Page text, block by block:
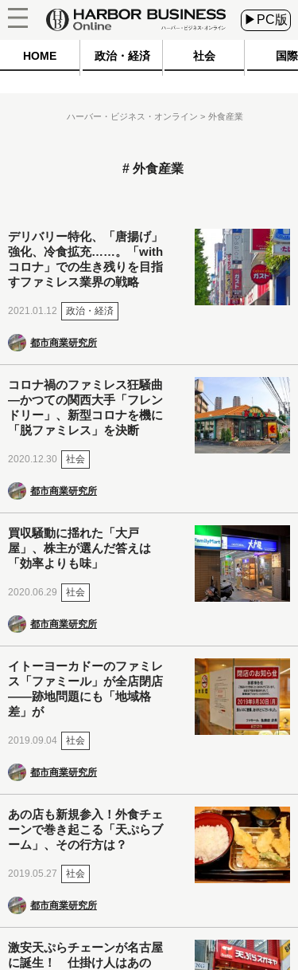
▶PC版
HOME 政治・経済 社会 国際
ハーバー・ビジネス・オンライン 外食産業
外食産業
デリバリー特化、「唐揚げ」
強化、冷食拡充……。「with
コロナ」での生き残りを目指
すファミレス業界の戦略
2021.01.12 政治・経済
都市商業研究所
コロナ禍のファミレス狂騒曲
―かつての関西大手「フレン
ドリー」、新型コロナを機に
「脱ファミレス」を決断
2020.12.30 社会
都市商業研究所
買収騒動に揺れた「大戸
屋」、株主が選んだ答えは
「効率よりも味」
2020.06.29 社会
都市商業研究所
イトーヨーカドーのファミレ
ス「ファミール」が全店閉店
――跡地問題にも「地域格
差」が
2019.09.04 社会
都市商業研究所
あの店も新規参入！外食チェ
ーンで巻き起こる「天ぷらブ
ーム」、その行方は？
2019.05.27 社会
都市商業研究所
激安天ぷらチェーンが名古屋
に誕生！ 仕掛け人はあの